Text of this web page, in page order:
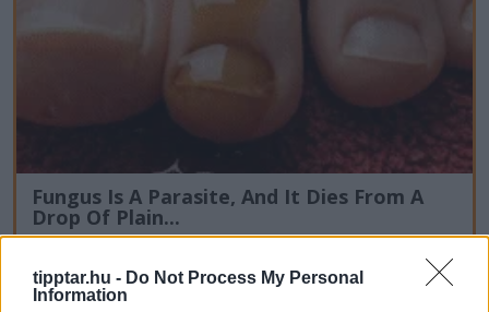
tipptar.hu - Do Not Process My Personal
Information
Fungus Is A Parasite, And It Dies From A
Drop Of Plain...